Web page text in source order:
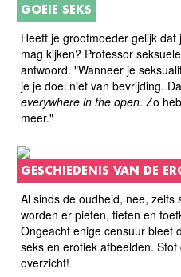
GOEIE SEKS
Heeft je grootmoeder gelijk
mag kijken? Professor
antwoord. "Wanneer je
je je doel niet van bevrijding.
everywhere in the open. Zo
meer."
GESCHIEDENIS VAN DE
Al sinds de oudheid, nee, zelfs
worden er pieten, tieten en
Ongeacht enige censuur bleef
seks en erotiek afbeelden.
overzicht!